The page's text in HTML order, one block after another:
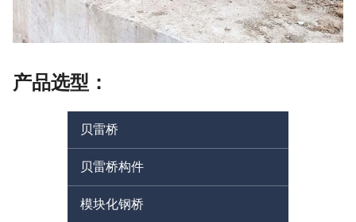
产品选型：
贝雷桥
贝雷桥构件
模块化钢桥